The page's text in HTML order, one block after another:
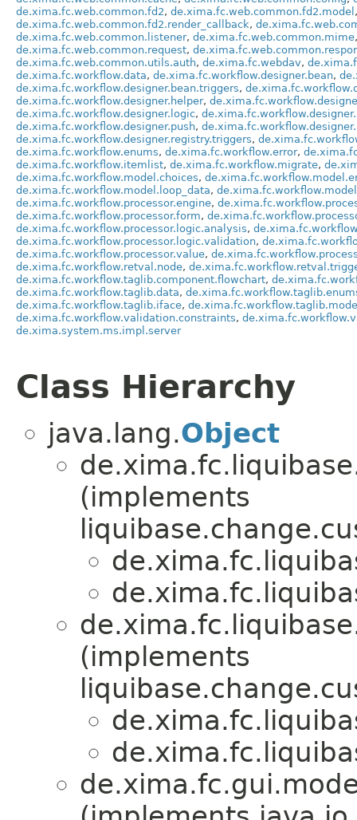
de.xima.fc.web.common.fd2, de.xima.fc.web.common.fd2.model
de.xima.fc.web.common.fd2.render_callback,
de.xima.fc.web.common.listener, de.xima.fc.web.common.mime
de.xima.fc.web.common.request,
de.xima.fc.web.common.utils.auth, de.xima.fc.webdav,
de.xima.fc.workflow.data, de.xima.fc.workflow.designer.bean,
de.xima.fc.workflow.designer.bean.triggers,
de.xima.fc.workflow.designer.helper,
de.xima.fc.workflow.designer.logic,
de.xima.fc.workflow.designer.push,
de.xima.fc.workflow.designer.registry.triggers,
de.xima.fc.workflow.enums, de.xima.fc.workflow.error,
de.xima.fc.workflow.itemlist, de.xima.fc.workflow.migrate,
de.xima.fc.workflow.model.choices,
de.xima.fc.workflow.model.loop_data,
de.xima.fc.workflow.processor.engine,
de.xima.fc.workflow.processor.form,
de.xima.fc.workflow.processor.logic.analysis,
de.xima.fc.workflow.processor.logic.validation,
de.xima.fc.workflow.processor.value,
de.xima.fc.workflow.retval.node,
de.xima.fc.workflow.taglib.component.flowchart,
de.xima.fc.workflow.taglib.data,
de.xima.fc.workflow.taglib.iface,
de.xima.fc.workflow.validation.constraints,
de.xima.system.ms.impl.server
Class Hierarchy
java.lang.Object
(implements
(implements